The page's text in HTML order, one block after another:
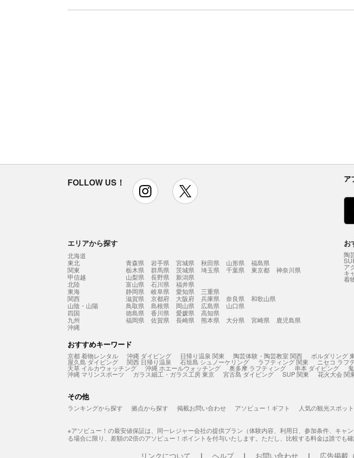
FOLLOW US！ instagram ア
エリアから探す
北海道
東北
青森県 岩手県 宮城県 秋田県 山形県
福島県
関東
栃木県 群馬県 茨城県 埼玉県 千葉県 東京都
神奈川県
甲信越
山梨県 長野県
新潟県
北陸
富山県 石川県
福井県
東海
静岡県 岐阜県 愛知県
三重県
関西
滋賀県 京都府 大阪府 兵庫県 奈良県
和歌山県
山陰・山陽
鳥取県 島根県 岡山県 広島県
山口県
四国
徳島県 香川県 愛媛県
高知県
九州
福岡県 佐賀県 長崎県 熊本県 大分県 宮崎県
鹿児島県
沖縄
お
陶
ア
キ
着
おすすめキーワード
京都 着物レンタル 沖縄 ダイビング 日帰り温泉 関東 陶芸体験・陶芸教室 関西 ボルダリング
屋久島 ダイビング 関西 日帰り温泉 石垣島 シュノーケリング ラフティング 関東 ニセコ ラフ
天草 イルカウォッチング 沖縄 ホエールウォッチング 奥多摩 ラフティング 串本 ダイビング
沖縄 マリンスポーツ ガラス細工・ガラス工房 東京 宮古島 ダイビング SUP 関東 花火大会 関
その他
ランキングから探す 拠点から探す 掲載お問い合わせ アソビュー！ギフト 人気の観光スポッ
※アソビュー！の最安値保証は、同一レジャー会社の提供プラン（体験内容、利用日、参加条件、キ
る場合に限り、差額の2倍のアソビュー！ポイントを付与いたします。ただし、比較する料金は誰でも
リンクについて ヘルプ お問い合わせ 広告掲載